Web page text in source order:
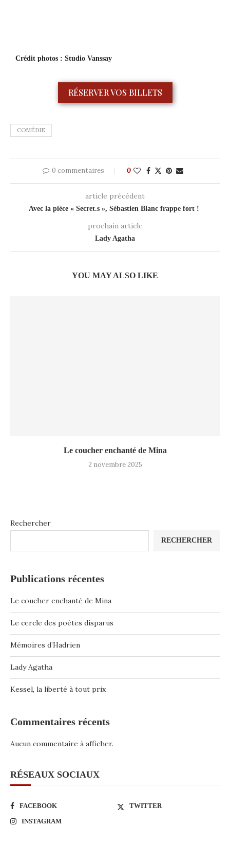
Crédit photos : Studio Vanssay
RÉSERVER VOS BILLETS
COMÉDIE
0 commentaires 0
article précédent
Avec la pièce « Secret.s », Sébastien Blanc frappe fort !
prochain article
Lady Agatha
YOU MAY ALSO LIKE
Le coucher enchanté de Mina
2 novembre 2025
Rechercher
RECHERCHER
Publications récentes
Le coucher enchanté de Mina
Le cercle des poètes disparus
Mémoires d’Hadrien
Lady Agatha
Kessel, la liberté à tout prix
Commentaires récents
Aucun commentaire à afficher.
RÉSEAUX SOCIAUX
FACEBOOK
TWITTER
INSTAGRAM